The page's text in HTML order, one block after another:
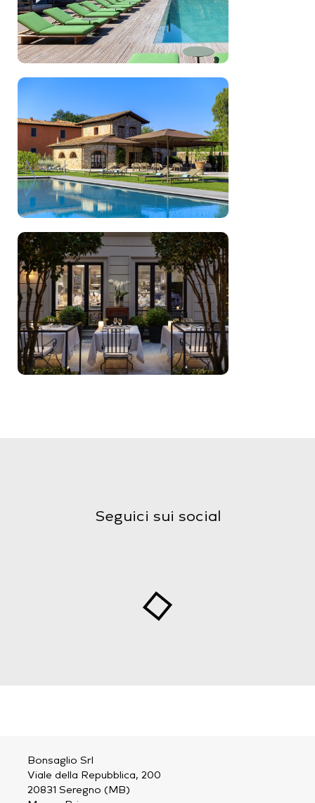
Seguici sui social
Bonsaglio Srl
Viale della Repubblica, 200
20831 Seregno (MB)